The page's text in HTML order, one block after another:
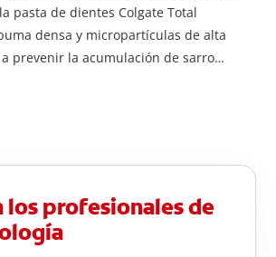
pasta de dientes Colgate Total
densa y micropartículas de alta
prevenir la acumulación de sarro
los profesionales de